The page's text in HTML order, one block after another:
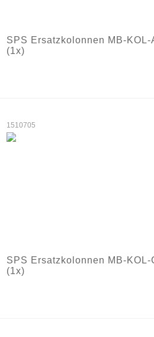
SPS Ersatzkolonnen MB-KOL-
(1x)
1510705
SPS Ersatzkolonnen MB-KOL-
(1x)